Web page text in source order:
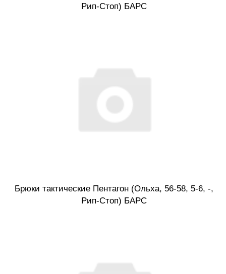
Рип-Стоп) БАРС
Брюки тактические Пентагон (Ольха, 56-58, 5-6, -,
Рип-Стоп) БАРС